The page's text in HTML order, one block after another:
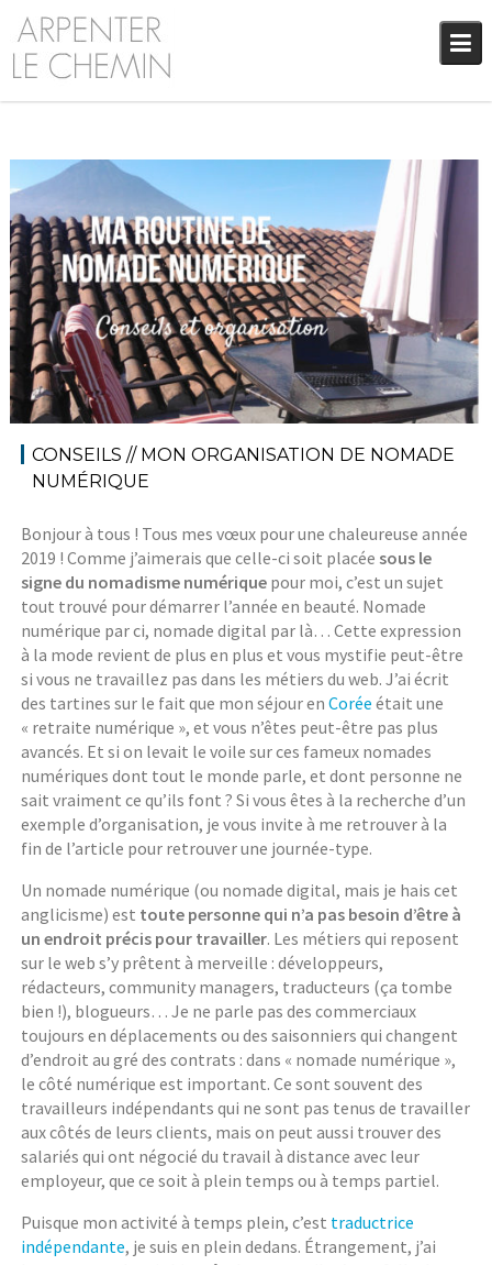
Skip
content
3 janvier 2019 Réflexions
CONSEILS // MON ORGANISATION DE NOMADE
NUMÉRIQUE
Bonjour à tous ! Tous mes vœux pour une chaleureuse année
2019 ! Comme j’aimerais que celle-ci soit placéesous le
signe du nomadisme numérique pour moi, c’est un sujet
tout trouvé pour démarrer l’année en beauté. Nomade
numérique par ci, nomade digital par là… Cette expression
à la mode revient de plus en plus et vous mystifie peut-être
si vous ne travaillez pas dans les métiers du web. J’ai écrit
des tartines sur le fait que mon séjour enCorée était une
« retraite numérique », et vous n’êtes peut-être pas plus
avancés. Et si on levait le voile sur ces fameux nomades
numériques dont tout le monde parle, et dont personne ne
sait vraiment ce qu’ils font ? Si vous êtes à la recherche d’un
exemple d’organisation, je vous invite à me retrouver à la
fin de l’article pour retrouver une journée-type.
Un nomade numérique (ou nomade digital, mais je hais cet
anglicisme) est toute personne qui n’a pas besoin d’être à
un endroit précis pour travailler. Les métiers qui reposent
sur le web s’y prêtent à merveille : développeurs,
rédacteurs, community managers, traducteurs (ça tombe
bien !), blogueurs… Je ne parle pas des commerciaux
toujours en déplacements ou des saisonniers qui changent
d’endroit au gré des contrats : dans « nomade numérique »,
le côté numérique est important. Ce sont souvent des
travailleurs indépendants qui ne sont pas tenus de travailler
aux côtés de leurs clients, mais on peut aussi trouver des
salariés qui ont négocié du travail à distance avec leur
employeur, que ce soit à plein temps ou à temps partiel.
Puisque mon activité à temps plein, c’est traductrice
indépendante, je suis en plein dedans. Étrangement, j’ai